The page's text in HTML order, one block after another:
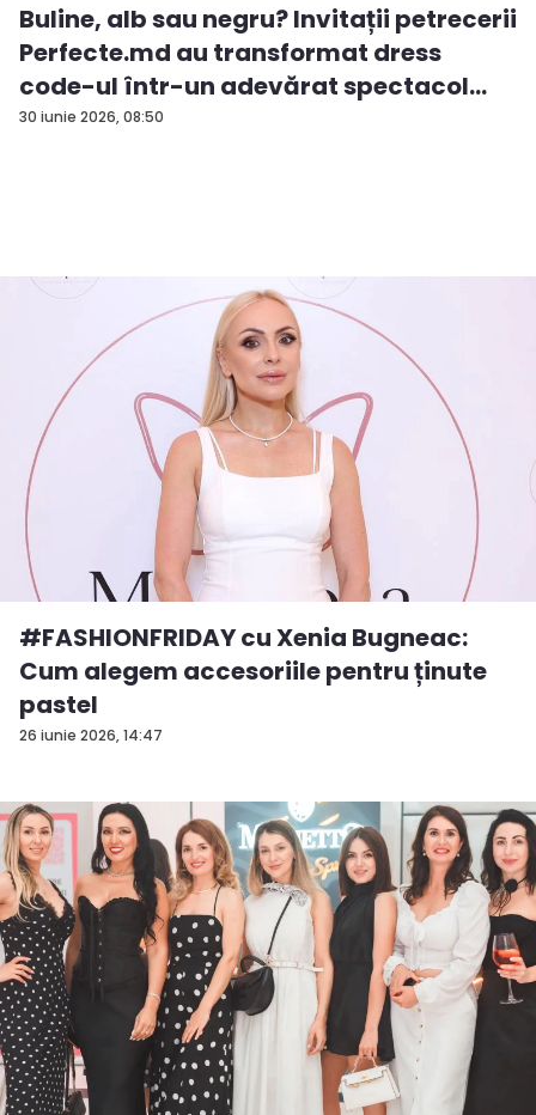
30 iunie 2026, 08:50
Buline, alb sau negru? Invitații petrecerii
Perfecte.md au transformat dress
code-ul într-un adevărat spectacol
de...
26 iunie 2026, 14:47
#FASHIONFRIDAY cu Xenia Bugneac:
Cum alegem accesoriile pentru ținute
pastel